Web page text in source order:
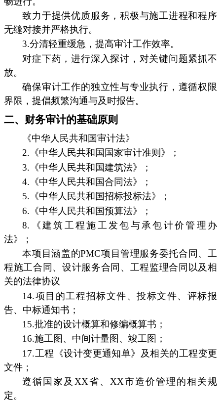
致力于提供优质服务，积极与施工进程和程序
无缝对接并严格执行。
3.分清轻重缓急，提高审计工作效率。
对症下药，进行深入探讨，对关键问题紧抓不
放。
确保审计工作的独立性与专业执行，遵循权限
界限，提倡频繁沟通与及时报告。
二、财务审计的基础原则
《中华人民共和国审计法》
2.《中华人民共和国国家审计准则》；
3.《中华人民共和国建筑法》；
4.《中华人民共和国合同法》；
5.《中华人民共和国招标投标法》；
6.《中华人民共和国预算法》；
8.《建筑工程施工发包与承包计价管理办
法》；
本项目涵盖的PMC项目管理服务委托合同、工
程施工合同、设计服务合同、工程监理合同以及相
关的法律协议
14.项目的工程招标文件、投标文件、评标报
告、中标通知书；
15.批准的设计概算和修编概算书；
16.施工图、中间计量图、竣工图；
17.工程《设计变更通知单》及相关的工程变更
文件；
遵循国家及XX省、XX市造价管理的相关规
定。